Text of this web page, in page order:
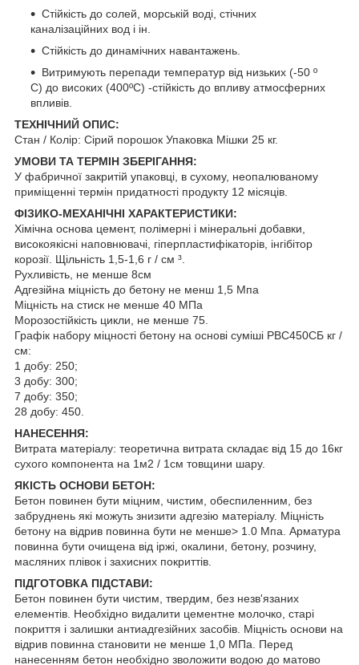
Стійкість до солей, морській воді, стічних
каналізаційних вод і ін.
Стійкість до динамічних навантажень.
Витримують перепади температур від низьких (-50 º
С) до високих (400ºС) -стійкість до впливу атмосферних
впливів.
ТЕХНІЧНИЙ ОПИС:
Стан / Колір: Сірий порошок Упаковка Мішки 25 кг.
УМОВИ ТА ТЕРМІН ЗБЕРІГАННЯ:
У фабричної закритій упаковці, в сухому, неопалюваному
приміщенні термін придатності продукту 12 місяців.
ФІЗИКО-МЕХАНІЧНІ ХАРАКТЕРИСТИКИ:
Хімічна основа цемент, полімерні і мінеральні добавки,
високоякісні наповнювачі, гіперпластифікаторів, інгібітор
корозії. Щільність 1,5-1,6 г / см ³.
Рухливість, не менше 8см
Адгезійна міцність до бетону не менш 1,5 Мпа
Міцність на стиск не менше 40 МПа
Морозостійкість цикли, не менше 75.
Графік набору міцності бетону на основі суміші РВС450СБ кг /
см:
1 добу: 250;
3 добу: 300;
7 добу: 350;
28 добу: 450.
НАНЕСЕННЯ:
Витрата матеріалу: теоретична витрата складає від 15 до 16кг
сухого компонента на 1м2 / 1см товщини шару.
ЯКІСТЬ ОСНОВИ БЕТОН:
Бетон повинен бути міцним, чистим, обеcпиленним, без
забруднень які можуть знизити адгезію матеріалу. Міцність
бетону на відрив повинна бути не менше> 1.0 Мпа. Арматура
повинна бути очищена від іржі, окалини, бетону, розчину,
масляних плівок і захисних покриттів.
ПІДГОТОВКА ПІДСТАВИ:
Бетон повинен бути чистим, твердим, без незв'язаних
елементів. Необхідно видалити цементне молочко, старі
покриття і залишки антиадгезійних засобів. Міцність основи на
відрив повинна становити не менше 1,0 МПа. Перед
нанесенням бетон необхідно зволожити водою до матово